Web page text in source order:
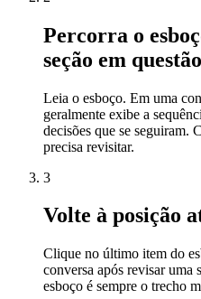
Percorra o
seção em questão
Leia o esboço. Em uma
geralmente exibe a
decisões que se seguiram.
precisa revisitar.
3
Volte à posição
Clique no último item do
conversa após revisar uma
esboço é sempre o trecho